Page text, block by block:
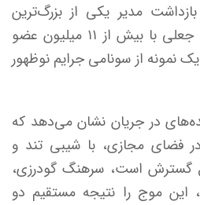
مدیر یکی از بزرگ‌ترین
کانال‌های تبلیغ رمزارزهای جعلی با بیش از ۱۱ میلیون عضو
نمونه از سونامی جرایم نوظهور
در جریان نشان می‌دهد که
در فضای مجازی، با شیبی تند و
گسترش است، سرهنگ گودرزی،
این موج را نتیجه مستقیم دو